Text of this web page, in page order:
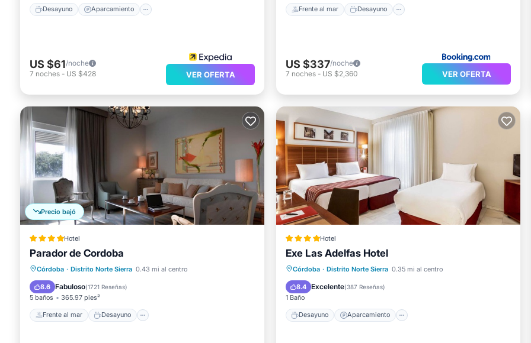
Desayuno Aparcamiento
US $61/noche
7 noches - US $428 VER OFERTA
Frente al mar Desayuno
US $337/noche
7 noches - US $2,360 VER OFERTA
Precio bajó
Hotel
Parador de Cordoba
Córdoba · Distrito Norte Sierra 0.43 mi al centro
8.6 Fabuloso(1721 Reseñas)
5 baños 365.97 pies²
Frente al mar Desayuno
Frente al mar
Estación de carga para vehículos eléctricos
Aparcamiento
Hotel
Exe Las Adelfas Hotel
Córdoba · Distrito Norte Sierra 0.35 mi al centro
8.4 Excelente(387 Reseñas)
1 Baño
Desayuno Aparcamiento
Desayuno Aparcamiento
Piscina
Balcón/Terraza